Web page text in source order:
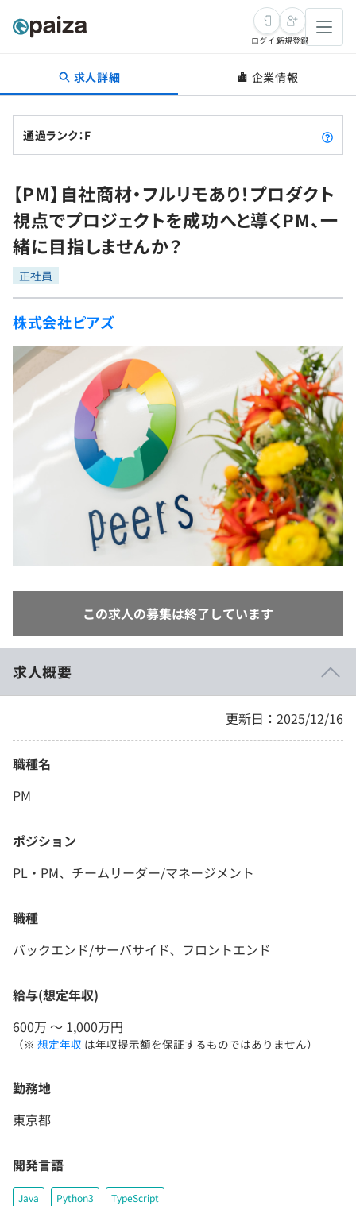
転職・キャリア
転職成功ガイド
転職エージェント
インタビュー
転職成功ガイド
新卒就活
求人検索
本選考
インターン
新卒エージェント
イベント・セミナー
インタビュー
就活成功ガイド
学習
問題集
4択課題
ナレッジ
リファレンス
法人向けプラン
学校向けプラン
プログラミング言語
評価結果一覧
再チャレンジ結果一覧
ゲーム・マンガ
Tech Team Journal
paiza times
paizaとは？
ログイン新規登録
求人詳細 企業情報
通過ランク：F
【PM】自社商材・フルリモあり！プロダクト
視点でプロジェクトを成功へと導くPM、一
緒に目指しませんか？
正社員
株式会社ピアズ
この求人の募集は終了しています
求人概要
更新日：2025/12/16
職種名
PM
ポジション
PL・PM、チームリーダー/マネージメント
職種
バックエンド/サーバサイド、フロントエンド
給与(想定年収)
600万 〜 1,000万円
（※ 想定年収 は年収提示額を保証するものではありません）
勤務地
東京都
開発言語
Java Python3 TypeScript